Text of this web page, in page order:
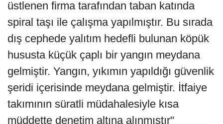
üstlenen firma tarafından taban katında
spiral taşı ile çalışma yapılmıştır. Bu sırada
dış cephede yalıtım hedefli bulunan köpük
hususta küçük çaplı bir yangın meydana
gelmiştir. Yangın, yıkımın yapıldığı güvenlik
şeridi içerisinde meydana gelmiştir. İtfaiye
takımının süratli müdahalesiyle kısa
müddette denetim altına alınmıştır"